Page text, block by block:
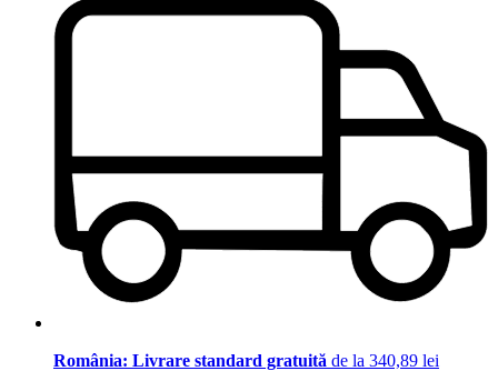
România: Livrare standard gratuită de la 340,89 lei